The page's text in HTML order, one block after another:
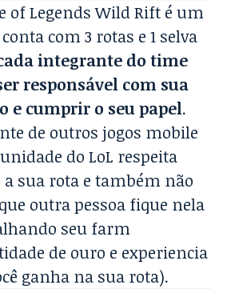
of Legends Wild Rift é um
com 3 rotas e 1 selva
integrante do time
responsável com sua
e cumprir o seu papel.
de outros jogos mobile
do LoL respeita
sua rota e também não
outra pessoa fique nela
seu farm
de ouro e experiencia
ganha na sua rota).